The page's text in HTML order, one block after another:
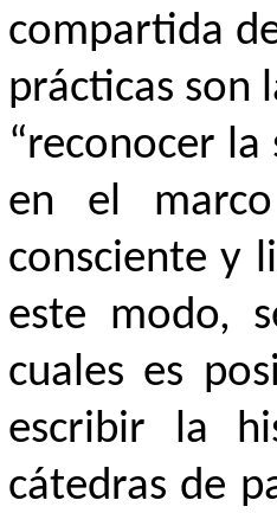
compartida
prácticas son
“reconocer
en el
consciente y
este modo,
cuales es
escribir la
cátedras de